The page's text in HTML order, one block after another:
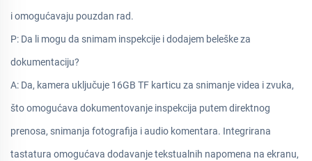
i omogućavaju pouzdan rad.
P: Da li mogu da snimam inspekcije i dodajem beleške za
dokumentaciju?
A: Da, kamera uključuje 16GB TF karticu za snimanje videa i zvuka,
što omogućava dokumentovanje inspekcija putem direktnog
prenosa, snimanja fotografija i audio komentara. Integrirana
tastatura omogućava dodavanje tekstualnih napomena na ekranu,